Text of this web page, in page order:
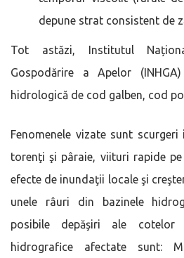
depune strat consistent de
Tot astăzi, Institutul
Gospodărire a Apelor
hidrologică de cod galben, cod
Fenomenele vizate sunt
torenţi şi pâraie, viituri rapide
efecte de inundaţii locale şi
unele râuri din bazinele
posibile depăşiri ale cotelor
hidrografice afectate sunt: